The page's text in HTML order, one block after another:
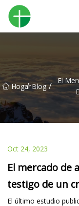
Hogar
/ Blog /
El
Oct 24, 2023
El mercado de
testigo de un
El último estudio